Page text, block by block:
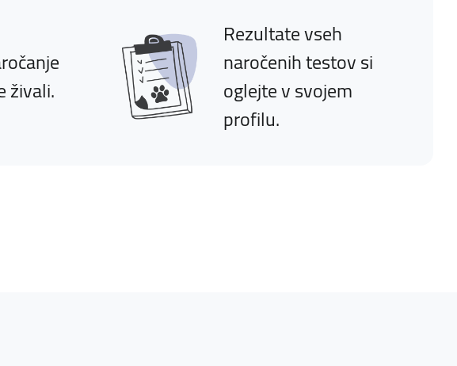
živali.
Rezultate vseh
naročenih testov si
oglejte v svojem
profilu.